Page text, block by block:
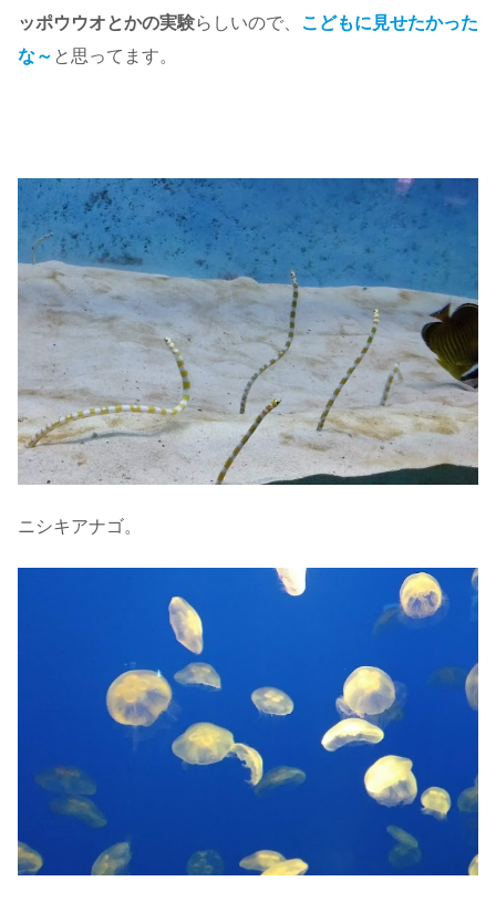
ッポウウオとかの実験らしいので、 こどもに見せたかった
な～ と思ってます。
ニシキアナゴ。